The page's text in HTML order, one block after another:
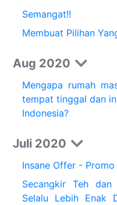
Semangat!!
Membuat Pilihan
Aug 2020
Mengapa rumah
tempat tinggal dan
Indonesia?
Juli 2020
Insane Offer -
Secangkir Teh
Selalu Lebih Enak